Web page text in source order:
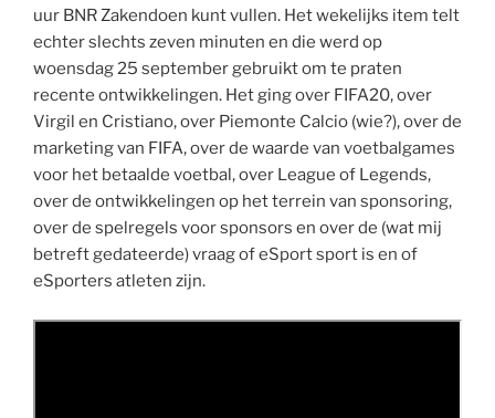
uur BNR Zakendoen kunt vullen. Het wekelijks item telt
echter slechts zeven minuten en die werd op
woensdag 25 september gebruikt om te praten
recente ontwikkelingen. Het ging over FIFA20, over
Virgil en Cristiano, over Piemonte Calcio (wie?), over de
marketing van FIFA, over de waarde van voetbalgames
voor het betaalde voetbal, over League of Legends,
over de ontwikkelingen op het terrein van sponsoring,
over de spelregels voor sponsors en over de (wat mij
betreft gedateerde) vraag of eSport sport is en of
eSporters atleten zijn.